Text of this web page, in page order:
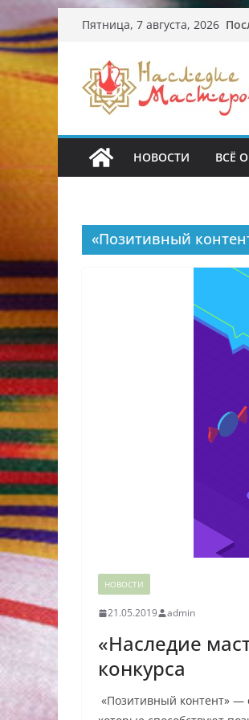
Перейти
к
содержимому
Пятница, 7 августа, 2026
НОВОСТИ ВСЁ
«Позитивный
НОВОСТИ
21.05.2019 admin
«Наследие
конкурса
«Позитивный контент» —